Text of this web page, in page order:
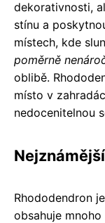
dekorativnosti,
stínu a
místech, kde
poměrně
oblibě.
místo v
nedocenitelnou
Rhododendron
obsahuje